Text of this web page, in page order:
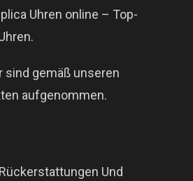
Uhren online – Top-
sind gemäß unseren
aufgenommen.
Und